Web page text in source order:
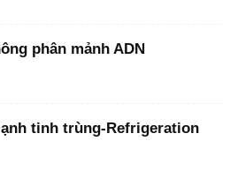
phân mảnh ADN
tinh trùng-Refrigeration